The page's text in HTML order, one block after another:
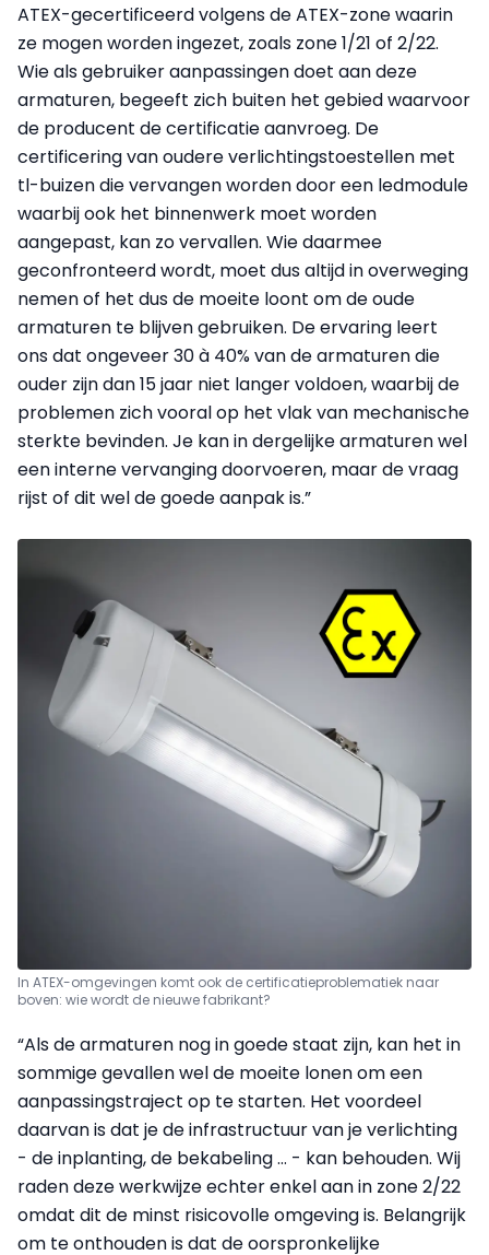
ATEX-gecertificeerd volgens de ATEX-zone waarin
ze mogen worden ingezet, zoals zone 1/21 of 2/22.
Wie als gebruiker aanpassingen doet aan deze
armaturen, begeeft zich buiten het gebied waarvoor
de producent de certificatie aanvroeg. De
certificering van oudere verlichtingstoestellen met
tl-buizen die vervangen worden door een ledmodule
waarbij ook het binnenwerk moet worden
aangepast, kan zo vervallen. Wie daarmee
geconfronteerd wordt, moet dus altijd in overweging
nemen of het dus de moeite loont om de oude
armaturen te blijven gebruiken. De ervaring leert
ons dat ongeveer 30 à 40% van de armaturen die
ouder zijn dan 15 jaar niet langer voldoen, waarbij de
problemen zich vooral op het vlak van mechanische
sterkte bevinden. Je kan in dergelijke armaturen wel
een interne vervanging doorvoeren, maar de vraag
rijst of dit wel de goede aanpak is.”
In ATEX-omgevingen komt ook de certificatieproblematiek naar
boven: wie wordt de nieuwe fabrikant?
“Als de armaturen nog in goede staat zijn, kan het in
sommige gevallen wel de moeite lonen om een
aanpassingstraject op te starten. Het voordeel
daarvan is dat je de infrastructuur van je verlichting
- de inplanting, de bekabeling … - kan behouden. Wij
raden deze werkwijze echter enkel aan in zone 2/22
omdat dit de minst risicovolle omgeving is. Belangrijk
om te onthouden is dat de oorspronkelijke